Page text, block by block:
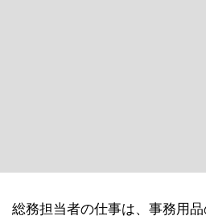
総務担当者の仕事は、事務用